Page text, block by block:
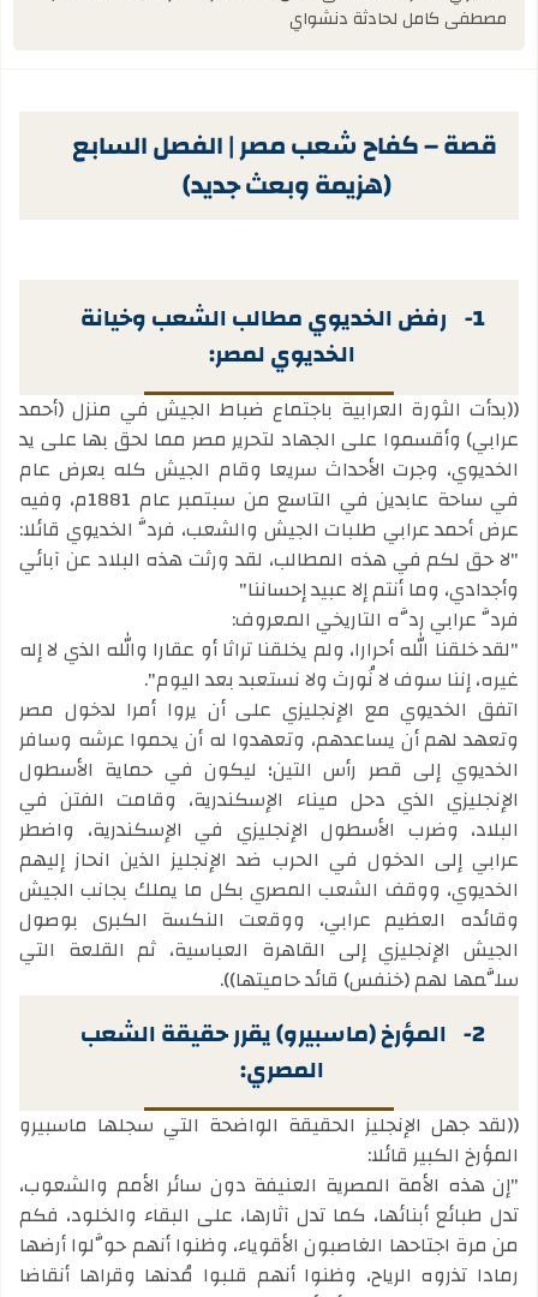
مصطفى كامل لحادثة دنشواي
قصة – كفاح شعب مصر | الفصل السابع
(هزيمة وبعث جديد)
1-
رفض الخديوي مطالب الشعب وخيانة
الخديوي لمصر:
((بدأت الثورة العرابية باجتماع ضباط الجيش في منزل (أحمد
عرابي) وأقسموا على الجهاد لتحرير مصر مما لحق بها على يد
الخديوي، وجرت الأحداث سريعا وقام الجيش كله بعرض عام
في ساحة عابدين في التاسع من سبتمبر عام 1881م، وفيه
عرض أحمد عرابي طلبات الجيش والشعب، فردَّ الخديوي قائلا:
"لا حق لكم في هذه المطالب، لقد ورثت هذه البلاد عن آبائي
وأجدادي، وما أنتم إلا عبيد إحساننا"
فردَّ عرابي ردَّه التاريخي المعروف:
"لقد خلقنا الله أحرارا، ولم يخلقنا تراثا أو عقارا والله الذي لا إله
غيره، إننا سوف لا نُورث ولا نستعبد بعد اليوم".
اتفق الخديوي مع الإنجليزي على أن يروا أمرا لدخول مصر
وتعهد لهم أن يساعدهم، وتعهدوا له أن يحموا عرشه وسافر
الخديوي إلى قصر رأس التين؛ ليكون في حماية الأسطول
الإنجليزي الذي دحل ميناء الإسكندرية، وقامت الفتن في
البلاد، وضرب الأسطول الإنجليزي في الإسكندرية، واضطر
عرابي إلى الدخول في الحرب ضد الإنجليز الذين انحاز إليهم
الخديوي، ووقف الشعب المصري بكل ما يملك بجانب الجيش
وقائده العظيم عرابي، ووقعت النكسة الكبرى بوصول
الجيش الإنجليزي إلى القاهرة العباسية، ثم القلعة التي
سلَّمها لهم (خنفس) قائد حاميتها)).
2-
المؤرخ (ماسبيرو) يقرر حقيقة الشعب
المصري:
((لقد جهل الإنجليز الحقيقة الواضحة التي سجلها ماسبيرو
المؤرخ الكبير قائلا:
"إن هذه الأمة المصرية العنيفة دون سائر الأمم والشعوب،
تدل طبائع أبنائها، كما تدل آثارها، على البقاء والخلود، فكم
من مرة اجتاحها الغاصبون الأقوياء، وظنوا أنهم حوَّلوا أرضها
رمادا تذروه الرياح، وظنوا أنهم قلبوا مُدنها وقراها أنقاضا